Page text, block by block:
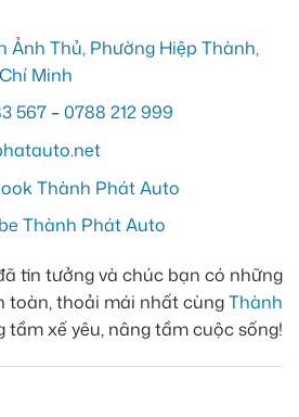
Ảnh Thủ, Phường Hiệp Thành,
Minh
567 –0788 212 999
Thành Phát Auto
Thành Phát Auto
tin tưởng và chúc bạn có những
toàn, thoải mái nhất cùngThành
tầm xế yêu, nâng tầm cuộc sống!